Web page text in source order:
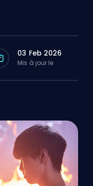
03 Feb 2026
Mis à jour le